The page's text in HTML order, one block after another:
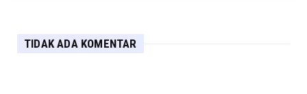
TIDAK ADA KOMENTAR